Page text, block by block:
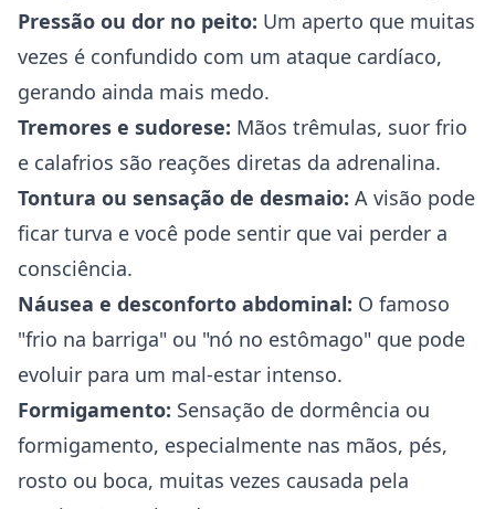
Pressão ou dor no peito: Um aperto que muitas
vezes é confundido com um ataque cardíaco,
gerando ainda mais medo.
Tremores e sudorese: Mãos trêmulas, suor frio
e calafrios são reações diretas da adrenalina.
Tontura ou sensação de desmaio: A visão pode
ficar turva e você pode sentir que vai perder a
consciência.
Náusea e desconforto abdominal: O famoso
"frio na barriga" ou "nó no estômago" que pode
evoluir para um mal-estar intenso.
Formigamento: Sensação de dormência ou
formigamento, especialmente nas mãos, pés,
rosto ou boca, muitas vezes causada pela